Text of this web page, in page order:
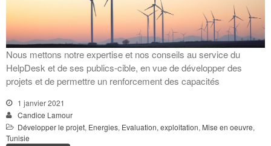
Nous mettons notre expertise et nos conseils au service du
HelpDesk et de ses publics-cible, en vue de développer des
projets et de permettre un renforcement des capacités
1 janvier 2021
Candice Lamour
Développer le projet, Energies, Evaluation, exploitation, Mise en oeuvre,
Tunisie